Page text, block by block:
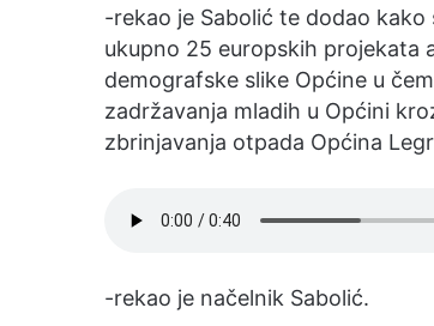
-rekao je Sabolić te dodao
ukupno 25 europskih projekata
demografske slike Općine u
zadržavanja mladih u Općini
zbrinjavanja otpada Općina
-rekao je načelnik Sabolić.